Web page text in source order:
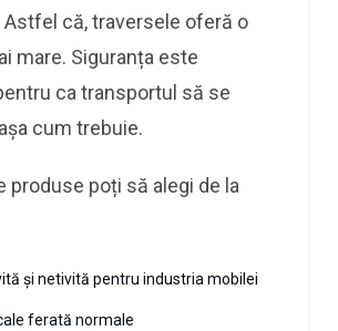
că, traversele oferă o
mare. Siguranța este
ca transportul să se
cum trebuie.
produse poți să alegi de la
și netivită pentru industria mobilei
ferată normale